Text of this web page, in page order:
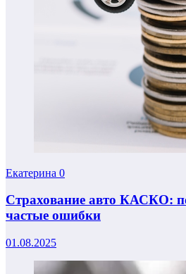
Екатерина 0
Страхование авто КАСКО:
частые ошибки
01.08.2025